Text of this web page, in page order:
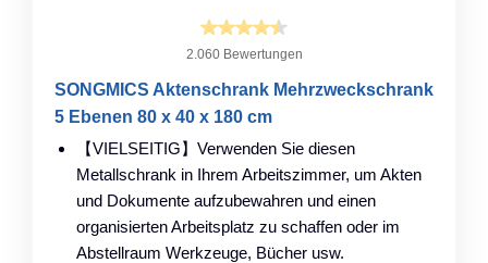
2.060 Bewertungen
SONGMICS Aktenschrank Mehrzweckschrank
5 Ebenen 80 x 40 x 180 cm
【VIELSEITIG】Verwenden Sie diesen
Metallschrank in Ihrem Arbeitszimmer, um Akten
und Dokumente aufzubewahren und einen
organisierten Arbeitsplatz zu schaffen oder im
Abstellraum Werkzeuge, Bücher usw.